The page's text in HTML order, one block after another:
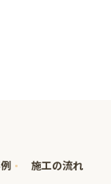
施工の流れ